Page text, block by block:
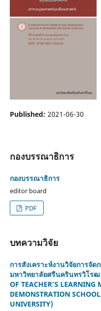
Published: 2021-06-30
กองบรรณาธิการ
กองบรรณาธิการ
editor board
PDF
บทความวิจัย
การสังเคราะห์งานวิจัยการจัด
มหาวิทยาลัยศรีนครินทรวิโรฒ
OF TEACHER’S
DEMONSTRATION
UNIVERSITY)